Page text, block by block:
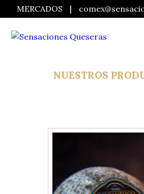
MERCADOS |
NUESTROS